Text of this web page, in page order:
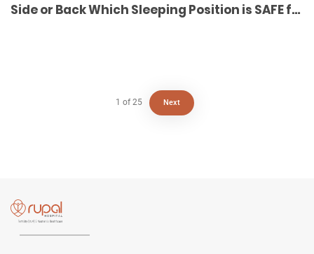
Side or Back Which Sleeping Position is SAFE for Pregnant Women
1 of 25 Next